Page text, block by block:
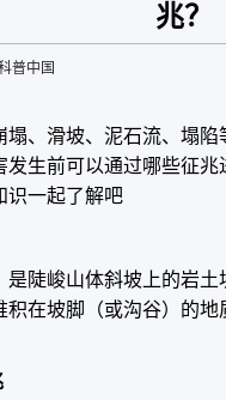
兆？
普中国
塌、滑坡、泥石流、塌
发生前可以通过哪些征
识一起了解吧
是陡峻山体斜坡上的岩
积在坡脚（或沟谷）的